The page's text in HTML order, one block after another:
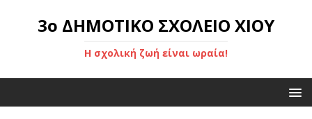
3ο ΔΗΜΟΤΙΚΟ ΣΧΟΛΕΙΟ ΧΙΟΥ
Η σχολική ζωή είναι ωραία!